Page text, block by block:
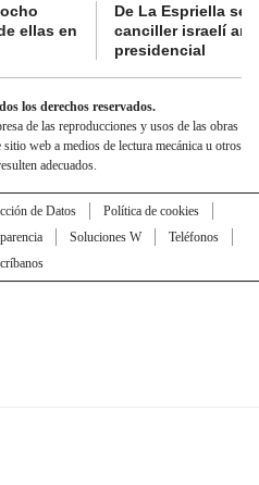
ellas en
De La Espriella se
canciller israelí
presidencial
los derechos reservados.
de las reproducciones y usos de las obras
web a medios de lectura mecánica u otros
adecuados.
de Datos
Política de cookies
Soluciones W
Teléfonos